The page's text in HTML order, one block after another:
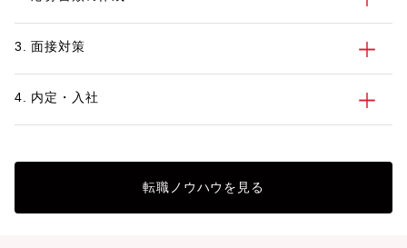
3. 面接対策
4. 内定・入社
転職ノウハウを見る